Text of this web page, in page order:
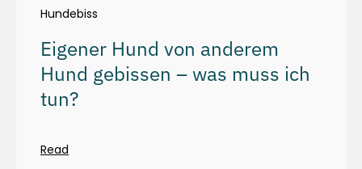
Hundebiss
Eigener Hund von anderem
Hund gebissen – was muss ich
tun?
Read